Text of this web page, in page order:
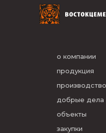
о компании
продукция
производство
добрые дела
объекты
закупки